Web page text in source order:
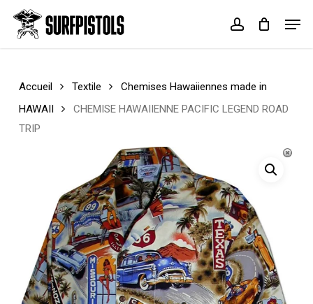
main
account
Cart Close
Accueil Textile
Chemises Hawaiiennes made in
HAWAII
CHEMISE HAWAIIENNE PACIFIC LEGEND ROAD
TRIP